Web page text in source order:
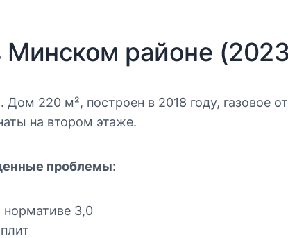
районе
220 м², построен в 2018 году, газовое
на втором этаже.
проблемы:
нормативе 3,0